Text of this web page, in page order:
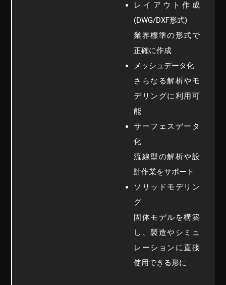
レイアウト作成
(DWG/DXF形式)
業界標準の形式で
正確に作成
メッシュデータ化
さらなる解析やモ
デリングに利用可
能
サーフェスデータ
化
流線型の解析や設
計作業をサポート
ソリッドモデリン
グ
固体モデルを構築
し、製造やシミュ
レーションに直接
使用できる形に